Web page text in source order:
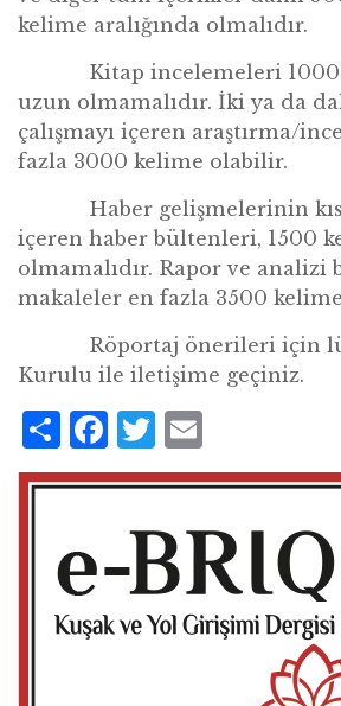
kelime aralığında olmalıdır.
Kitap incelemeleri
uzun olmamalıdır. İki ya da
çalışmayı içeren araştırma/
fazla 3000 kelime olabilir.
Haber gelişmelerinin
içeren haber bültenleri, 1500
olmamalıdır. Rapor ve analizi
makaleler en fazla 3500
Röportaj önerileri için
Kurulu ile iletişime geçiniz.
Share
Facebook
Twitter